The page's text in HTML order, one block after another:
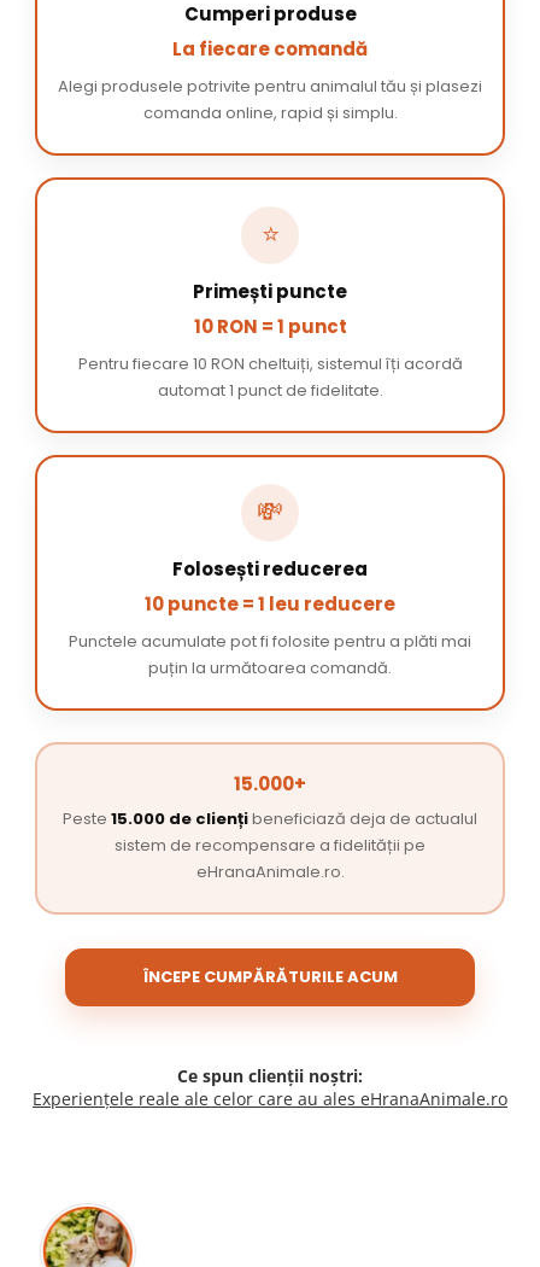
Cumperi produse
La fiecare comandă
Alegi produsele potrivite pentru animalul tău și plasezi
comanda online, rapid și simplu.
⭐
Primești puncte
10 RON = 1 punct
Pentru fiecare 10 RON cheltuiți, sistemul îți acordă
automat 1 punct de fidelitate.
💸
Folosești reducerea
10 puncte = 1 leu reducere
Punctele acumulate pot fi folosite pentru a plăti mai
puțin la următoarea comandă.
15.000+
Peste 15.000 de cliențibeneficiază deja de actualul
sistem de recompensare a fidelității pe
eHranaAnimale.ro.
ÎNCEPE CUMPĂRĂTURILE ACUM
Ce spun clienții noștri:
Experiențele reale ale celor care au ales eHranaAnimale.ro